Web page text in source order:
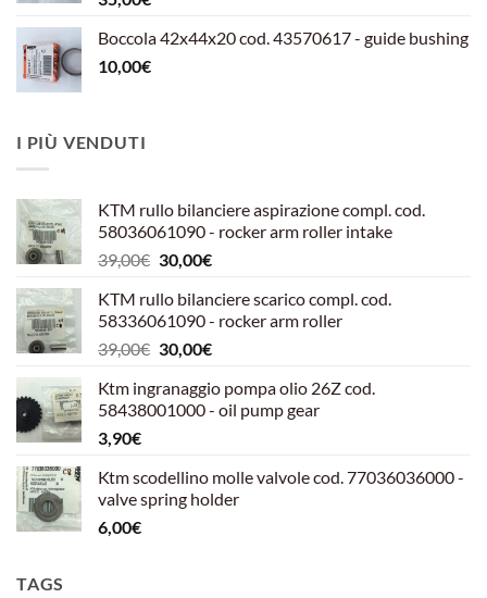
Boccola 42x44x20 cod. 43570617 - guide bushing
10,00€
I PIÙ VENDUTI
KTM rullo bilanciere aspirazione compl. cod.
58036061090 - rocker arm roller intake
39,00€ Il
originale
era:
39,00€.
30,00€Il
attuale
è:
30,00€.
KTM rullo bilanciere scarico compl. cod.
58336061090 - rocker arm roller
39,00€ Il
originale
era:
30,00€Il
attuale
è:
Ktm ingranaggio pompa olio 26Z cod.
58438001000 - oil pump gear
3,90€
Ktm scodellino molle valvole cod. 77036036000 -
valve spring holder
6,00€
TAGS